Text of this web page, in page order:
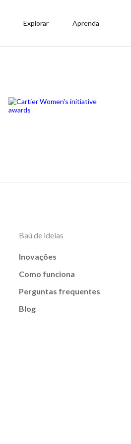
Explorar Aprenda
Baú de ideias
Inovações
Como funciona
Perguntas frequentes
Blog